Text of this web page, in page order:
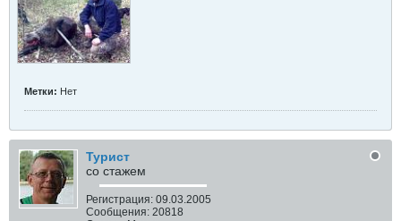
Метки: Нет
Турист
со стажем
Регистрация: 09.03.2005
Сообщения: 20818